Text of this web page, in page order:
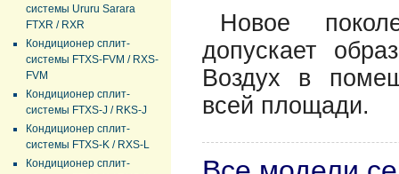
системы Ururu Sarara
FTXR / RXR
Кондиционер сплит-
системы FTXS-FVM / RXS-
FVM
Кондиционер сплит-
системы FTXS-J / RKS-J
Кондиционер сплит-
системы FTXS-K / RXS-L
Кондиционер сплит-
Новое
допускает
Воздух в
всей площади.